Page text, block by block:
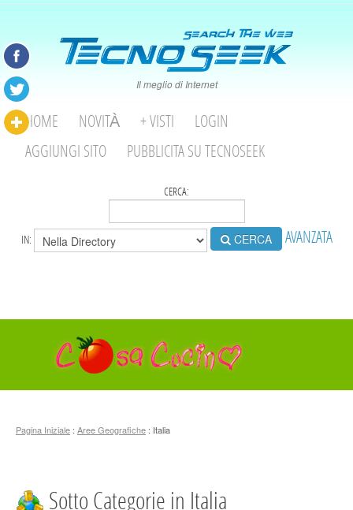
Il meglio di Internet
HOME NOVITÀ + VISTI
LOGIN
AGGIUNGI SITO
PUBBLICITA SU TECNOSEEK
CERCA:
IN: CERCA AVANZATA
Pagina Iniziale : Aree Geografiche : Italia
Sotto Categorie in Italia